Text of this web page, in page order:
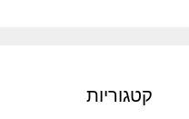
קטגוריות